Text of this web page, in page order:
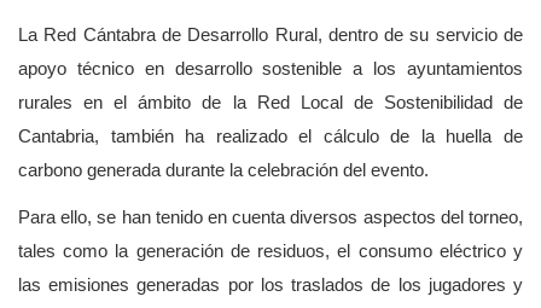
La Red Cántabra de Desarrollo Rural, dentro de su servicio de
apoyo técnico en desarrollo sostenible a los ayuntamientos
rurales en el ámbito de la Red Local de Sostenibilidad de
Cantabria, también ha realizado el cálculo de la huella de
carbono generada durante la celebración del evento.
Para ello, se han tenido en cuenta diversos aspectos del torneo,
tales como la generación de residuos, el consumo eléctrico y
las emisiones generadas por los traslados de los jugadores y